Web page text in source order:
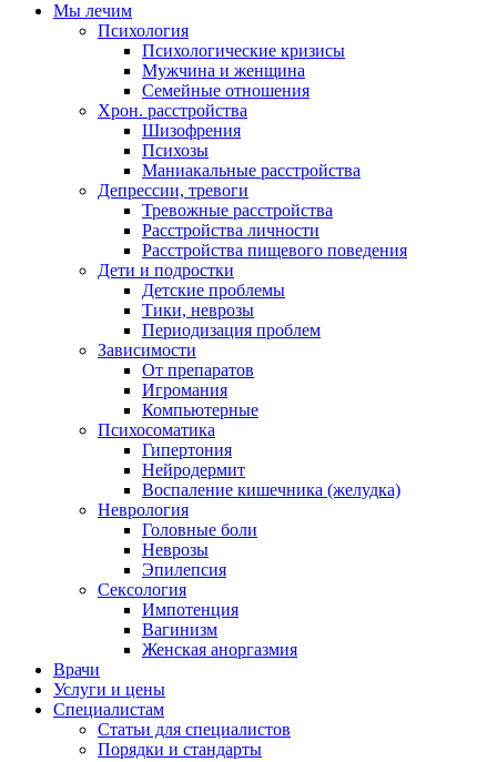
Мы лечим
Психология
Психологические кризисы
Мужчина и женщина
Семейные отношения
Хрон. расстройства
Шизофрения
Психозы
Маниакальные расстройства
Депрессии, тревоги
Тревожные расстройства
Расстройства личности
Расстройства пищевого поведения
Дети и подростки
Детские проблемы
Тики, неврозы
Периодизация проблем
Зависимости
От препаратов
Игромания
Компьютерные
Психосоматика
Гипертония
Нейродермит
Воспаление кишечника (желудка)
Неврология
Головные боли
Неврозы
Эпилепсия
Сексология
Импотенция
Вагинизм
Женская аноргазмия
Врачи
Услуги и цены
Специалистам
Статьи для специалистов
Порядки и стандарты